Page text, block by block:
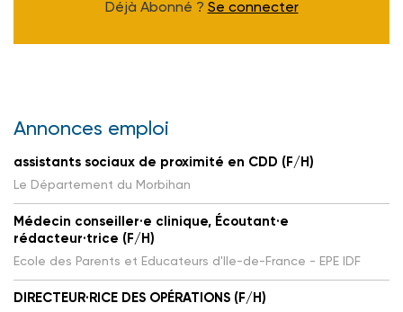
Déjà Abonné ? Se connecter
Annonces emploi
assistants sociaux de proximité en CDD (F/H)
Le Département du Morbihan
Médecin conseiller·e clinique, Écoutant·e
rédacteur·trice (F/H)
Ecole des Parents et Educateurs d'Ile-de-France - EPE IDF
DIRECTEUR·RICE DES OPÉRATIONS (F/H)